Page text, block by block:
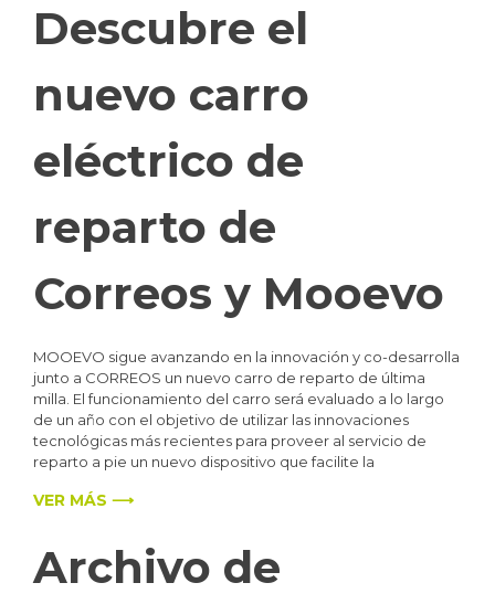
Descubre el
nuevo carro
eléctrico de
reparto de
Correos y Mooevo
MOOEVO sigue avanzando en la innovación y co-desarrolla
junto a CORREOS un nuevo carro de reparto de última
milla. El funcionamiento del carro será evaluado a lo largo
de un año con el objetivo de utilizar las innovaciones
tecnológicas más recientes para proveer al servicio de
reparto a pie un nuevo dispositivo que facilite la
VER MÁS ⟶
Archivo de